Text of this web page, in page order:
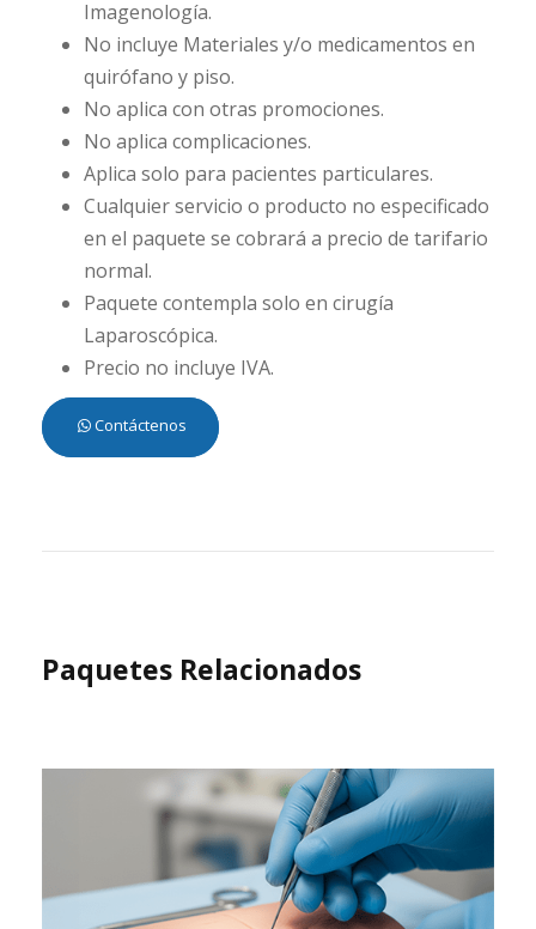
Imagenología.
No incluye Materiales y/o medicamentos en
quirófano y piso.
No aplica con otras promociones.
No aplica complicaciones.
Aplica solo para pacientes particulares.
Cualquier servicio o producto no especificado
en el paquete se cobrará a precio de tarifario
normal.
Paquete contempla solo en cirugía
Laparoscópica.
Precio no incluye IVA.
Contáctenos